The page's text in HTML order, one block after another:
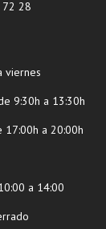
28
viernes
9:30h a 13:30h
17:00h a 20:00h
a 14:00